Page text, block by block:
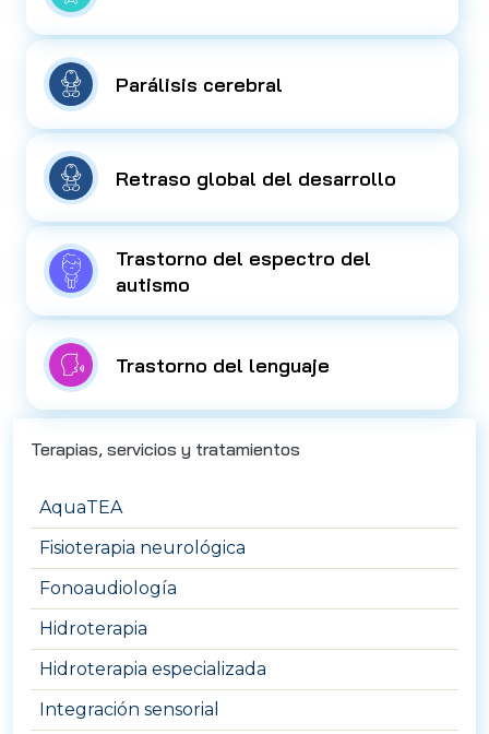
Parálisis cerebral
Retraso global del desarrollo
Trastorno del espectro del
autismo
Trastorno del lenguaje
Terapias, servicios y tratamientos
AquaTEA
Fisioterapia neurológica
Fonoaudiología
Hidroterapia
Hidroterapia especializada
Integración sensorial